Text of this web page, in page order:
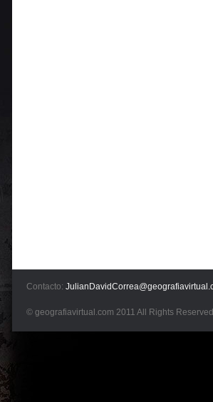
Contacto:
© geografiavirtual.com 2011 All Rights